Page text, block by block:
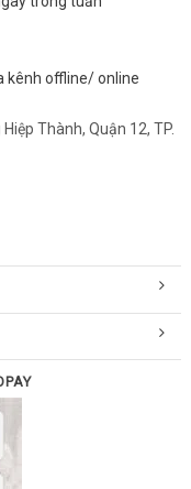
kênh offline/ online
Thành, Quận 12, TP.